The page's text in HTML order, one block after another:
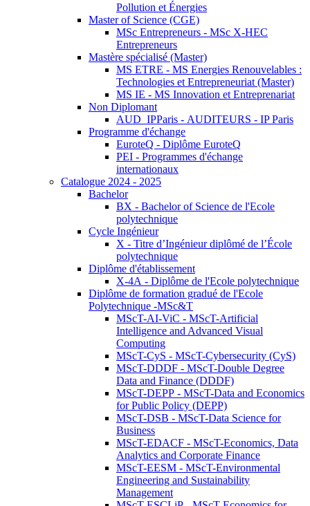
Pollution et Énergies
Master of Science (CGE)
MSc Entrepreneurs - MSc X-HEC
Entrepreneurs
Mastère spécialisé (Master)
MS ETRE - MS Energies Renouvelables :
Technologies et Entrepreneuriat (Master)
MS IE - MS Innovation et Entreprenariat
Non Diplomant
AUD_IPParis - AUDITEURS - IP Paris
Programme d'échange
EuroteQ - Diplôme EuroteQ
PEI - Programmes d'échange
internationaux
Catalogue 2024 - 2025
Bachelor
BX - Bachelor of Science de l'Ecole
polytechnique
Cycle Ingénieur
X - Titre d’Ingénieur diplômé de l’École
polytechnique
Diplôme d'établissement
X-4A - Diplôme de l'Ecole polytechnique
Diplôme de formation gradué de l'Ecole
Polytechnique -MSc&T
MScT-AI-ViC - MScT-Artificial
Intelligence and Advanced Visual
Computing
MScT-CyS - MScT-Cybersecurity (CyS)
MScT-DDDF - MScT-Double Degree
Data and Finance (DDDF)
MScT-DEPP - MScT-Data and Economics
for Public Policy (DEPP)
MScT-DSB - MScT-Data Science for
Business
MScT-EDACF - MScT-Economics, Data
Analytics and Corporate Finance
MScT-EESM - MScT-Environmental
Engineering and Sustainability
Management